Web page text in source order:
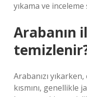
yıkama ve
Arabanın
Arabanızı
kısmını, genellikle